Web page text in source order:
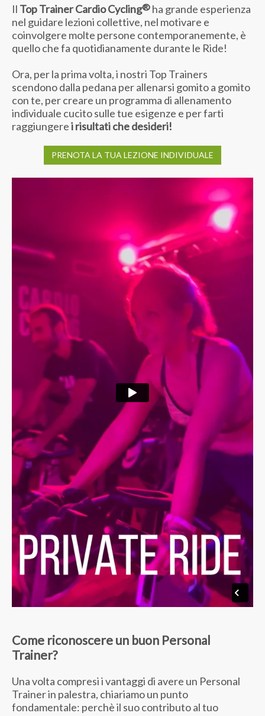
Il Top Trainer Cardio Cycling® ha grande esperienza
nel guidare lezioni collettive, nel motivare e
coinvolgere molte persone contemporanemente, è
quello che fa quotidianamente durante le Ride!
Ora, per la prima volta, i nostri Top Trainers
scendono dalla pedana per allenarsi gomito a gomito
con te, per creare un programma di allenamento
individuale cucito sulle tue esigenze e per farti
raggiungerei risultati che desideri!
PRENOTA LA TUA LEZIONE INDIVIDUALE
Come riconoscere un buon Personal
Trainer?
Una volta compresi i vantaggi di avere un Personal
Trainer in palestra, chiariamo un punto
fondamentale: perchè il suo contributo al tuo